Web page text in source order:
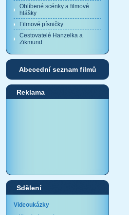
Oblíbené scénky a filmové
hlášky
Filmové písničky
Cestovatelé Hanzelka a
Zikmund
Abecední seznam filmů
Reklama
Sdělení
Videoukázky